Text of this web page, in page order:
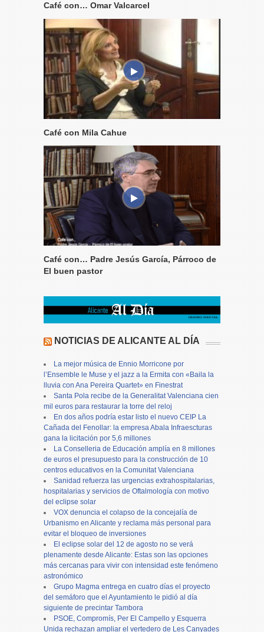
Café con… Omar Valcarcel
Café con Mila Cahue
Café con… Padre Jesús García, Párroco de
El buen pastor
NOTICIAS DE ALICANTE AL DÍA
La mejor música de Ennio Morricone por
l’Ensemble le Muse y el jazz a la Ermita con «Baila la
lluvia con Ana Pereira Quartet» en Finestrat
Santa Pola recibe de la Generalitat Valenciana cien
mil euros para restaurar la torre del reloj
En dos años podría estar listo el nuevo CEIP La
Cañada del Fenollar: la empresa Abala Infraescturas
gana la licitación por 5,6 millones
La Conselleria de Educación amplía en 8 millones
de euros el presupuesto para la construcción de 10
centros educativos en la Comunitat Valenciana
Sanidad refuerza las urgencias extrahospitalarias,
hospitalarias y servicios de Oftalmología con motivo
del eclipse solar
VOX denuncia el colapso de la concejalía de
Urbanismo en Alicante y reclama más personal para
evitar el bloqueo de inversiones
El eclipse solar del 12 de agosto no se verá
plenamente desde Alicante: Estas son las opciones
más cercanas para vivir con intensidad este fenómeno
astronómico
Grupo Magma entrega en cuatro días el proyecto
del semáforo que el Ayuntamiento le pidió al día
siguiente de precintar Tambora
PSOE, Compromís, Per El Campello y Esquerra
Unida rechazan ampliar el vertedero de Les Canyades